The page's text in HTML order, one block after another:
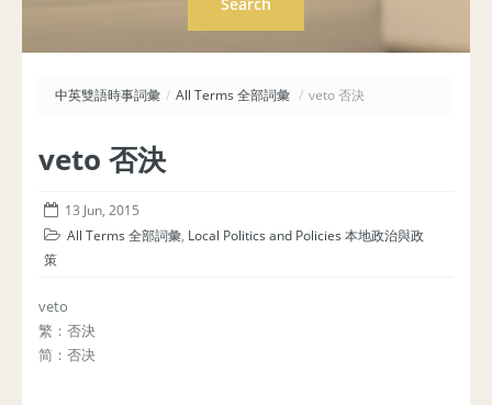
中英雙語時事詞彙 / All Terms 全部詞彙 / veto 否決
veto 否決
13 Jun, 2015
All Terms 全部詞彙, Local Politics and Policies 本地政治與政
策
veto
繁：否決
简：否决